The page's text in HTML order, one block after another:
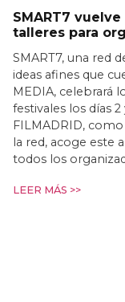
SMART7
talleres para
SMART7, una red
ideas afines que
MEDIA, celebrará
festivales los días
FILMADRID,
la red, acoge este
todos los
LEER MÁS >>